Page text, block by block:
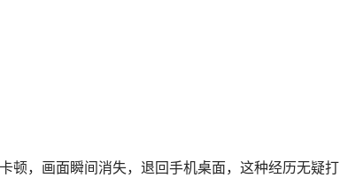
顿，画面瞬间消失，退回手机桌面，这种经历无疑打